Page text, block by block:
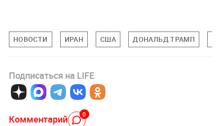
НОВОСТИ ИРАН США ДОНАЛЬД ТРАМП
Подписаться на LIFE
Комментарий 0